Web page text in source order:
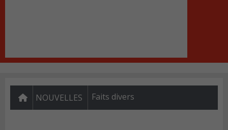
NOUVELLES Faits divers